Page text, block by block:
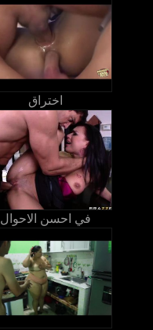
اختراق
في احسن الاحوال